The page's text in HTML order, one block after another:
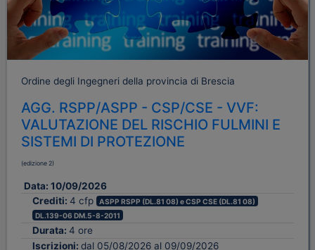
Ordine degli Ingegneri della provincia di Brescia
AGG. RSPP/ASPP - CSP/CSE - VVF:
VALUTAZIONE DEL RISCHIO FULMINI E
SISTEMI DI PROTEZIONE
(edizione 2)
Data: 10/09/2026
Crediti: 4 cfp
ASPP RSPP (DL.81 08) e CSP CSE (DL.81 08)
DL.139-06 DM.5-8-2011
Durata: 4 ore
Iscrizioni: dal 05/08/2026 al 09/09/2026